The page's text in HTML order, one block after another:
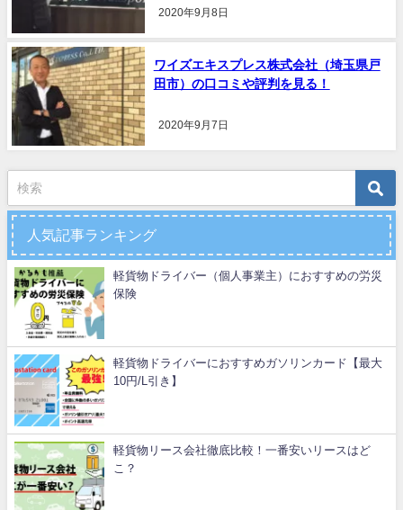
2020年9月8日
ワイズエキスプレス株式会社（埼玉県戸
田市）の口コミや評判を見る！
2020年9月7日
人気記事ランキング
軽貨物ドライバー（個人事業主）におすすめの労災
保険
軽貨物ドライバーにおすすめガソリンカード【最大
10円/L引き】
軽貨物リース会社徹底比較！一番安いリースはど
こ？